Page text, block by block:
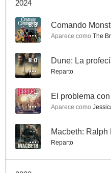
7.2
2024
8.3 Comando
Aparece como The
8.0 Dune: La
Reparto
6.7 El problema
Aparece como
-- Macbeth: Ralph
Reparto